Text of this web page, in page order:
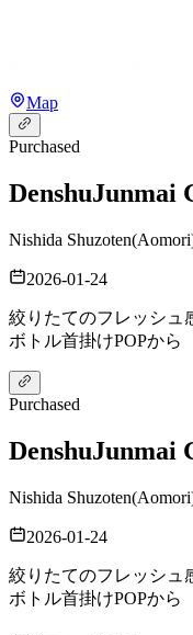
Map
Purchased
DenshuJunmai
Nishida Shuzoten(Aomori
2026-01-24
絞りたてのフレッシュ
ボトル首掛けPOPから
Purchased
DenshuJunmai
Nishida Shuzoten(Aomori
2026-01-24
絞りたてのフレッシュ
ボトル首掛けPOPから